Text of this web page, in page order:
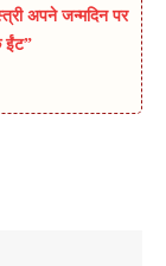
अपने जन्मदिन पर
ईंट”